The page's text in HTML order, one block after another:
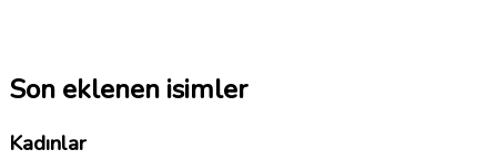
Son eklenen isimler
Kadınlar